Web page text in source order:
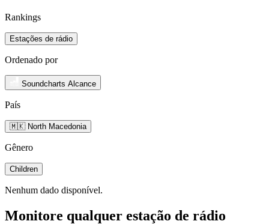
Rankings
Estações de rádio
Ordenado por
Soundcharts Alcance
País
🇲🇰 North Macedonia
Gênero
Children
Nenhum dado disponível.
Monitore qualquer estação de rádio